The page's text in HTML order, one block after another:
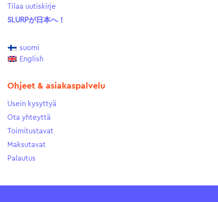
Tilaa uutiskirje
SLURPが日本へ！
suomi
English
Ohjeet & asiakaspalvelu
Usein kysyttyä
Ota yhteyttä
Toimitustavat
Maksutavat
Palautus